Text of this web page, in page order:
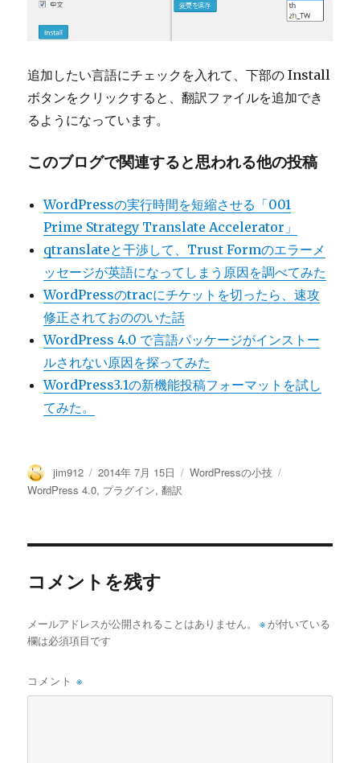
追加したい言語にチェックを入れて、下部の Install
ボタンをクリックすると、翻訳ファイルを追加でき
るようになっています。
このブログで関連すると思われる他の投稿
WordPressの実行時間を短縮させる「001
Prime Strategy Translate Accelerator」
qtranslateと干渉して、Trust Formのエラーメ
ッセージが英語になってしまう原因を調べてみた
WordPressのtracにチケットを切ったら、速攻
修正されておののいた話
WordPress 4.0 で言語パッケージがインストー
ルされない原因を探ってみた
WordPress3.1の新機能投稿フォーマットを試し
てみた。
投
稿
jim912
投
稿
2014年 7月 15日
カ
WordPressの小技
WordPress 4.0, プラグイン,翻訳
コメントを残す
メールアドレスが公開されることはありません。 ※ が付いている
欄は必須項目です
コメント※